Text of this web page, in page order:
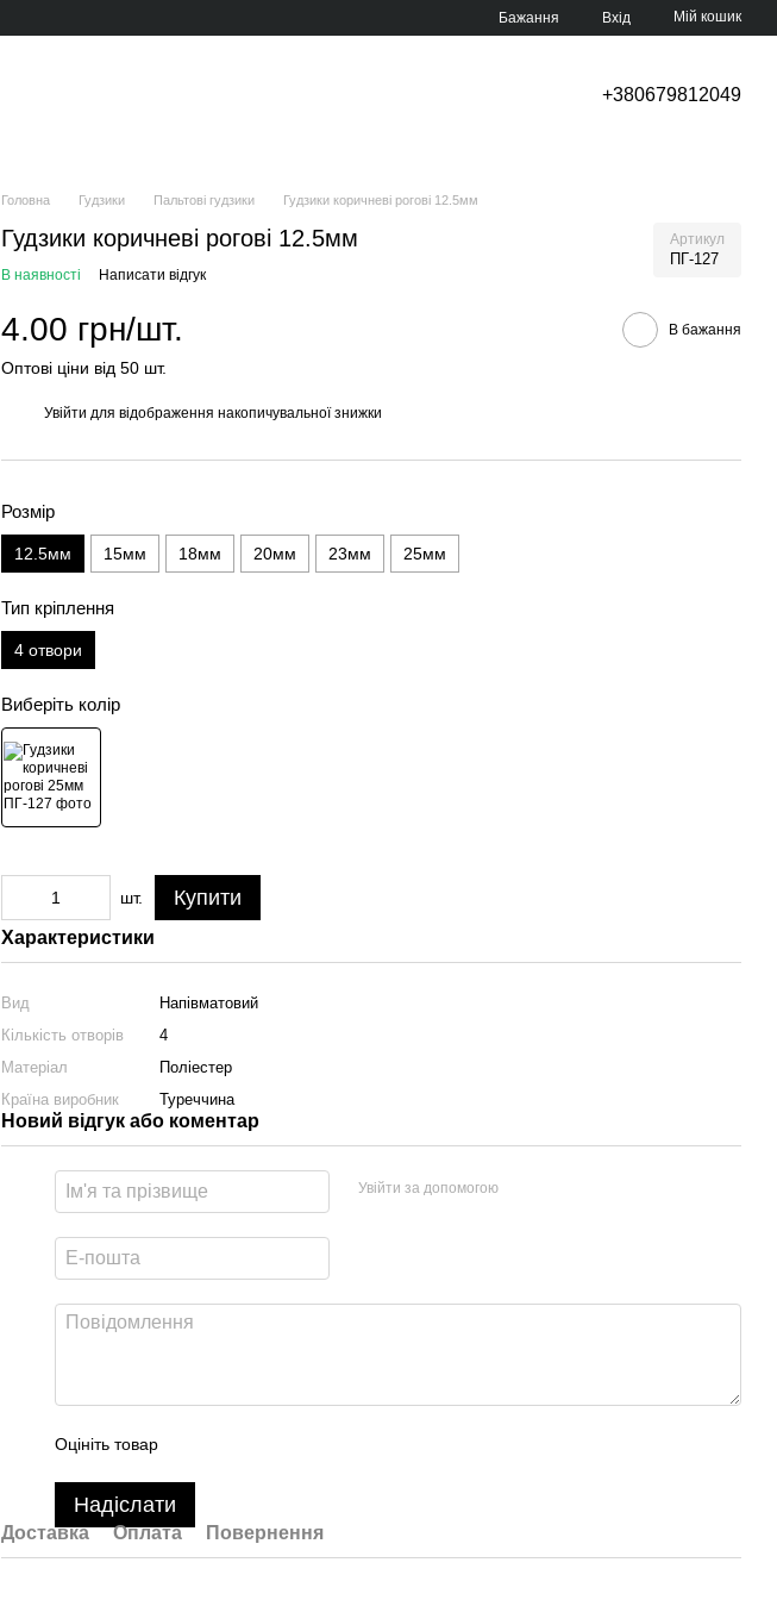
Бажання Вхід Мій кошик
+380679812049
Головна Гудзики Пальтові гудзики Гудзики коричневі рогові 12.5мм
Гудзики коричневі рогові 12.5мм Артикул
ПГ-127
В наявності Написати відгук
4.00 грн/шт. В бажання
Оптові ціни від 50 шт.
Увійти для відображення накопичувальної знижки
Розмір
12.5мм 15мм 18мм 20мм 23мм 25мм
Тип кріплення
4 отвори
Виберіть колір
шт. Купити
Характеристики
Вид
Напівматовий
Кількість отворів
4
Матеріал
Поліестер
Країна виробник
Туреччина
Новий відгук або коментар
Увійти за допомогою
Оцініть товар
Надіслати
Доставка Оплата Повернення